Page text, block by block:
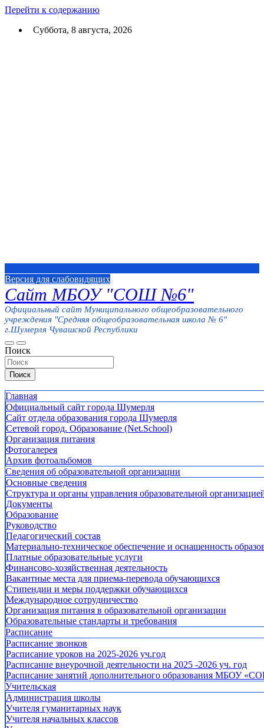
Перейти к содержанию
Суббота, 8 августа, 2026
Версия для слабовидящих
Сайт МБОУ "СОШ №6"
Официальный сайт Муниципального общеобразовательного
учреждения "Средняя общеобразовательная школа № 6"
г.Шумерля Чувашской Республики
Поиск
Поиск
Главная
Официальный сайт города Шумерля
Сайт отдела образования города Шумерля
Сетевой город. Образование (Net.School)
Организация питания
Фотогалерея
Архив фотоальбомов
Сведения об образовательной организации
Основные сведения
Структура и органы управления образовательной
Документы
Образование
Руководство
Педагогический состав
Материально-техническое обеспечение и оснащенность
Платные образовательные услуги
Финансово-хозяйственная деятельность
Вакантные места для приема-перевода обучающихся
Стипендии и меры поддержки обучающихся
Международное сотрудничество
Организация питания в образовательной организации
Образовательные стандарты и требования
Расписание
Расписание звонков
Расписание уроков на 2025-2026 уч.год
Расписание внеурочной деятельности на 2025 -2026 уч. год
Расписание занятий дополнительного образования МБОУ
Учительская
Администрация школы
Учителя гуманитарных наук
Учителя начальных классов